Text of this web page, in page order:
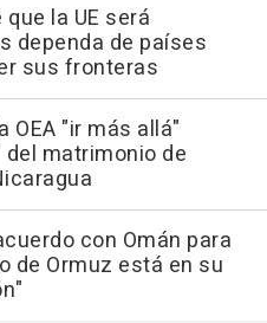
la UE será
dependa de países
sus fronteras
OEA "ir más allá"
matrimonio de
con Omán para
de Ormuz está en su